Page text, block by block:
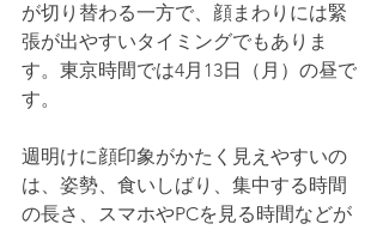
が切り替わる一方で、顔まわりには緊
張が出やすいタイミングでもありま
す。東京時間では4月13日（月）の昼で
す。
週明けに顔印象がかたく見えやすいの
は、姿勢、食いしばり、集中する時間
の長さ、スマホやPCを見る時間などが